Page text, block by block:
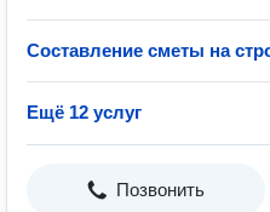
Составление сметы на
Ещё 12 услуг
Позвонить